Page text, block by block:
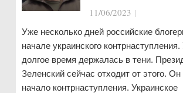
11/06/2023 |
Уже несколько дней российские
начале украинского контрнаступления.
долгое время держалась в тени.
Зеленский сейчас отходит от этого.
начало контрнаступления. Украинское